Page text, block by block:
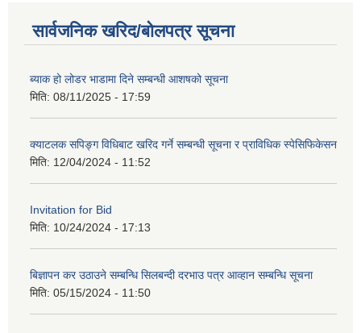
सार्वजनिक खरिद/बोलपत्र सूचना
ब्याक हो लोडर भाडामा दिने सम्बन्धी आशषको सूचना
मिति: 08/11/2025 - 17:59
क्याटलक सपिङ्ग विधिबाट खरिद गर्ने सम्बन्धी सूचना र प्राविधिक स्पेसिफिकेसन
मिति: 12/04/2024 - 11:52
Invitation for Bid
मिति: 10/24/2024 - 17:13
बिज्ञापन कर उठाउने सम्बन्धि सिलबन्दी दरभाउ पत्र आव्हान सम्बन्धि सूचना
मिति: 05/15/2024 - 11:50